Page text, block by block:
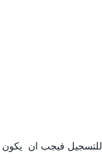
للتسجيل فيجب ان يكون